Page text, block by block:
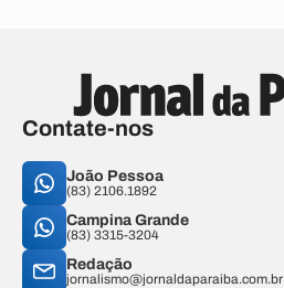
Contate-nos
João Pessoa
(83) 2106.1892
Campina Grande
(83) 3315-3204
Redação
jornalismo@jornaldaparaiba.com.br